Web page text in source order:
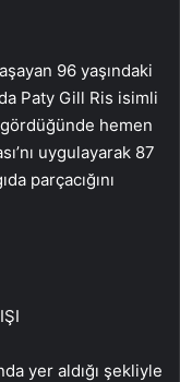
96 yaşındaki
Paty Gill Ris isimli
gördüğünde hemen
uygulayarak 87
parçacığını
yer aldığı şekliyle